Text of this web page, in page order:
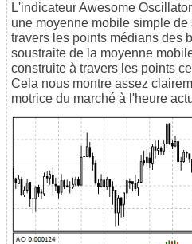
L'indicateur Awesome
une moyenne mobile simple de
travers les points médians des
soustraite de la moyenne
construite à travers les points
Cela nous montre assez
motrice du marché à l'heure